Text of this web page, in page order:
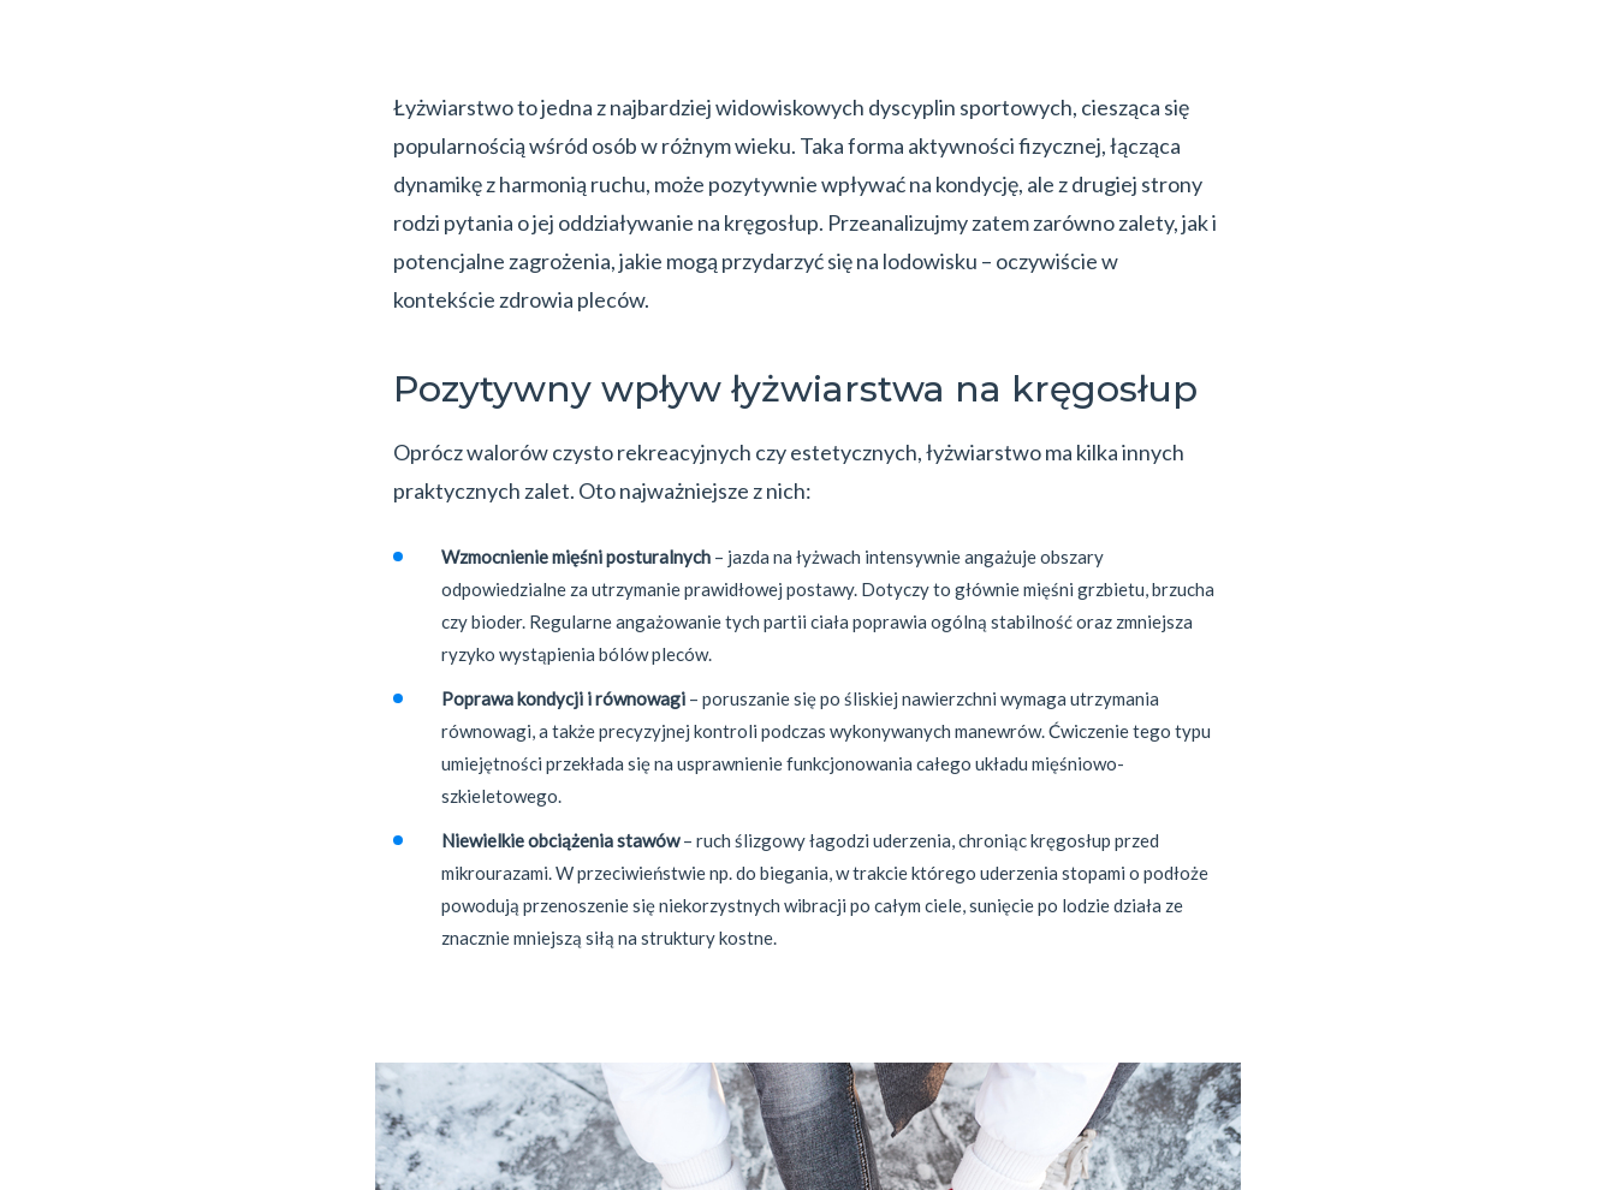
Łyżwiarstwo to jedna z najbardziej widowiskowych dyscyplin sportowych, ciesząca się
popularnością wśród osób w różnym wieku. Taka forma aktywności fizycznej, łącząca
dynamikę z harmonią ruchu, może pozytywnie wpływać na kondycję, ale z drugiej strony
rodzi pytania o jej oddziaływanie na kręgosłup. Przeanalizujmy zatem zarówno zalety, jak i
potencjalne zagrożenia, jakie mogą przydarzyć się na lodowisku – oczywiście w
kontekście zdrowia pleców.
Pozytywny wpływ łyżwiarstwa na kręgosłup
Oprócz walorów czysto rekreacyjnych czy estetycznych, łyżwiarstwo ma kilka innych
praktycznych zalet. Oto najważniejsze z nich:
Wzmocnienie mięśni posturalnych – jazda na łyżwach intensywnie angażuje obszary
odpowiedzialne za utrzymanie prawidłowej postawy. Dotyczy to głównie mięśni grzbietu, brzucha
czy bioder. Regularne angażowanie tych partii ciała poprawia ogólną stabilność oraz zmniejsza
ryzyko wystąpienia bólów pleców.
Poprawa kondycji i równowagi – poruszanie się po śliskiej nawierzchni wymaga utrzymania
równowagi, a także precyzyjnej kontroli podczas wykonywanych manewrów. Ćwiczenie tego typu
umiejętności przekłada się na usprawnienie funkcjonowania całego układu mięśniowo-
szkieletowego.
Niewielkie obciążenia stawów– ruch ślizgowy łagodzi uderzenia, chroniąc kręgosłup przed
mikrourazami. W przeciwieństwie np. do biegania, w trakcie którego uderzenia stopami o podłoże
powodują przenoszenie się niekorzystnych wibracji po całym ciele, sunięcie po lodzie działa ze
znacznie mniejszą siłą na struktury kostne.